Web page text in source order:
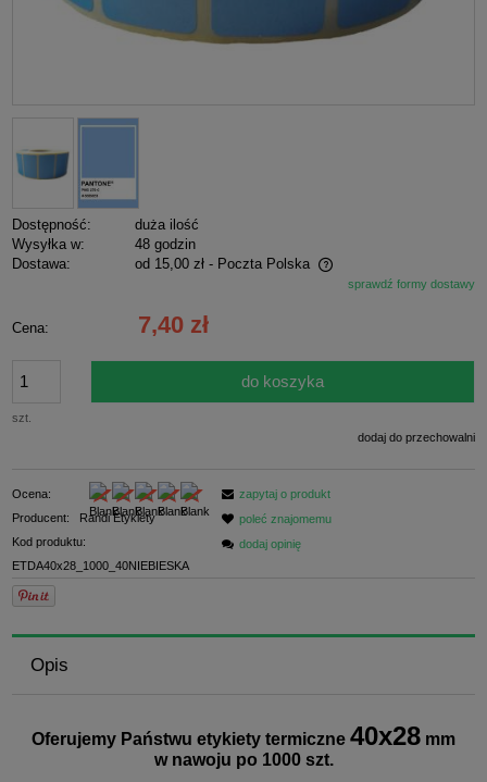
Dostępność:
duża ilość
Wysyłka w:
48 godzin
Dostawa:
od 15,00 zł - Poczta Polska
Cena nie zawiera ewentualnych kosztów płatnościsprawdź formy dostawy
Cena: 7,40 zł
szt.
do koszyka
dodaj do przechowalni
Ocena:
Producent:
Randi Etykiety
Kod produktu:
ETDA40x28_1000_40NIEBIESKA
zapytaj o produkt
poleć znajomemu
dodaj opinię
Opis
Oferujemy Państwu etykiety termiczne 40x28 mm
w nawoju po 1000 szt.